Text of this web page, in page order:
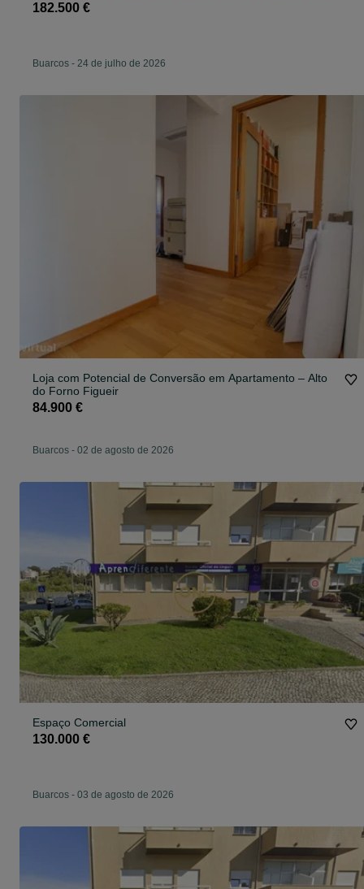
182.500 €
Buarcos - 24 de julho de 2026
Loja com Potencial de Conversão em Apartamento – Alto
do Forno Figueir
84.900 €
Buarcos - 02 de agosto de 2026
Espaço Comercial
130.000 €
Buarcos - 03 de agosto de 2026